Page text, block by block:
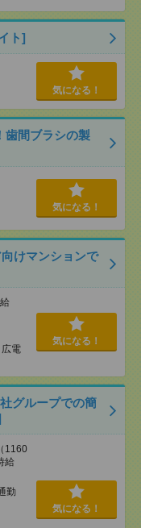
ト]
気になる！
歯間ブラシの製
気になる！
向けマンションで
広電
気になる！
グループでの簡
1160
給
勤
気になる！